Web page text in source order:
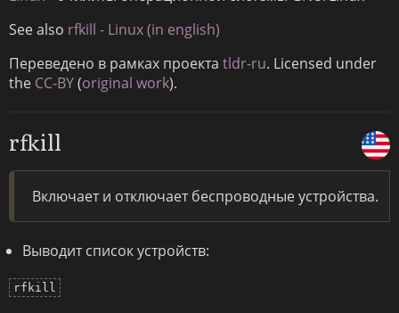
See also rfkill - Linux (in english)
Переведено в рамках проекта tldr-ru. Licensed under
the CC-BY(original work).
rfkill
Включает и отключает беспроводные устройства.
Выводит список устройств:
rfkill